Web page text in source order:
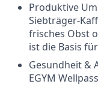
Produktive
Siebträger-
frisches Obst
ist die Basis
Gesundheit &
EGYM